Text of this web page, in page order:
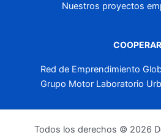
Nuestros proyectos
COOPERAR
Red de Emprendimiento
Grupo Motor Laboratorio
Todos los derechos © 2026